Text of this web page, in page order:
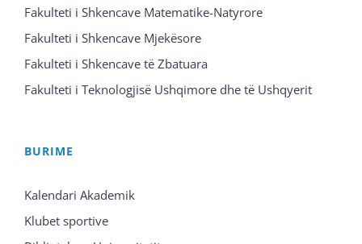
Fakulteti i Shkencave Matematike-Natyrore
Fakulteti i Shkencave Mjekësore
Fakulteti i Shkencave të Zbatuara
Fakulteti i Teknologjisë Ushqimore dhe të Ushqyerit
BURIME
Kalendari Akademik
Klubet sportive